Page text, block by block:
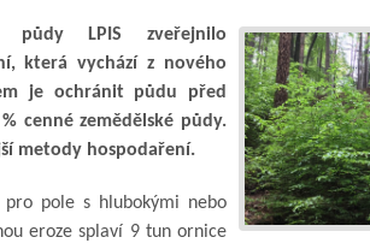
půdy LPIS zveřejnilo
která vychází z nového
je ochránit půdu před
cenné zemědělské půdy.
metody hospodaření.
pro pole s hlubokými nebo
eroze splaví 9 tun ornice